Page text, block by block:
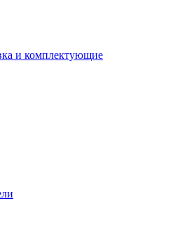
и комплектующие